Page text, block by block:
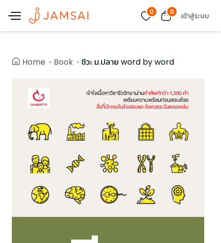
0 0 เข้าสู่ระบบ
Home Book ชีวะ ม.ปลาย word by word